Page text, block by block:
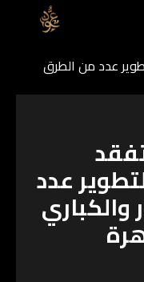
عدد من الطرق
عدد